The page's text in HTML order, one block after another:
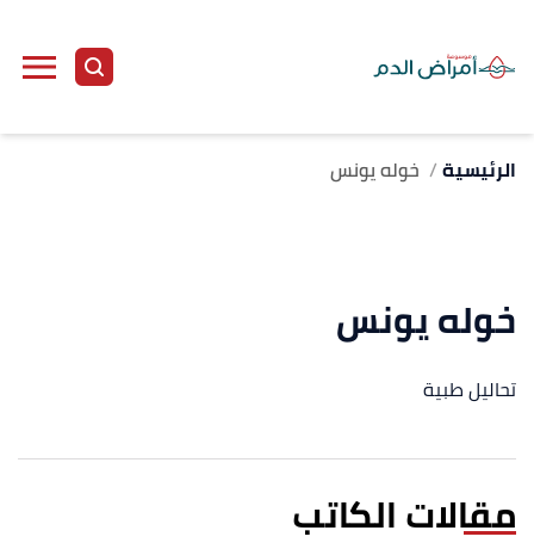
الرئيسية خوله يونس
خوله يونس
تحاليل طبية
مقالات الكاتب